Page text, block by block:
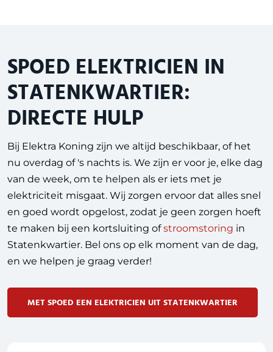
SPOED ELEKTRICIEN IN
STATENKWARTIER:
DIRECTE HULP
Bij Elektra Koning zijn we altijd beschikbaar, of het
nu overdag of 's nachts is. We zijn er voor je, elke dag
van de week, om te helpen als er iets met je
elektriciteit misgaat. Wij zorgen ervoor dat alles snel
en goed wordt opgelost, zodat je geen zorgen hoeft
te maken bij een kortsluiting ofstroomstoring in
Statenkwartier. Bel ons op elk moment van de dag,
en we helpen je graag verder!
MET SPOED EEN ELEKTRICIEN UIT STATENKWARTIER